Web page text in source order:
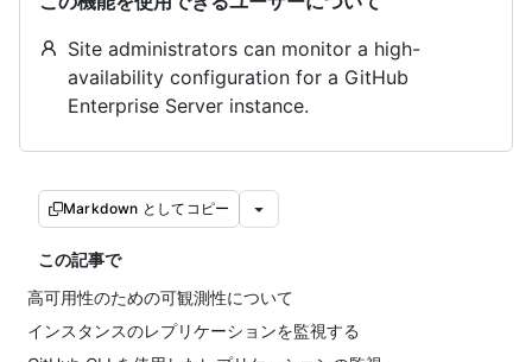
Site administrators can monitor a high-
availability configuration for a GitHub
Enterprise Server instance.
Markdown としてコピー
この記事で
高可用性のための可観測性について
インスタンスのレプリケーションを監視する